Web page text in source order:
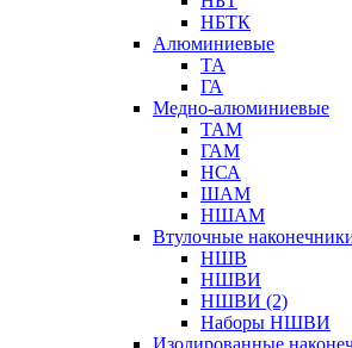
НБТК
Алюминиевые
ТА
ГА
Медно-алюминиевые
ТАМ
ГАМ
НСА
ШАМ
НШАМ
Втулочные
НШВ
НШВИ
НШВИ (2)
Наборы НШВИ
Изолированные